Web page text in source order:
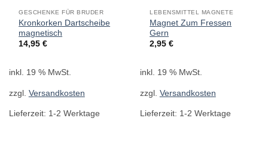
GESCHENKE FÜR BRUDER
Kronkorken Dartscheibe
magnetisch
14,95€
inkl. 19 % MwSt.
zzgl. Versandkosten
Lieferzeit: 1-2 Werktage
LEBENSMITTEL MAGNETE
Magnet Zum Fressen
Gern
2,95€
inkl. 19 % MwSt.
zzgl. Versandkosten
Lieferzeit: 1-2 Werktage